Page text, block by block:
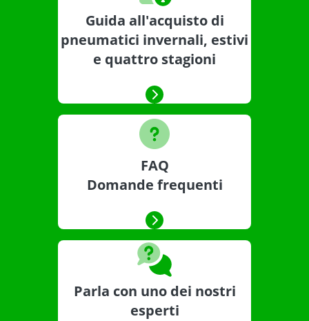
Guida all'acquisto di
pneumatici invernali, estivi
e quattro stagioni
FAQ
Domande frequenti
Parla con uno dei nostri
esperti